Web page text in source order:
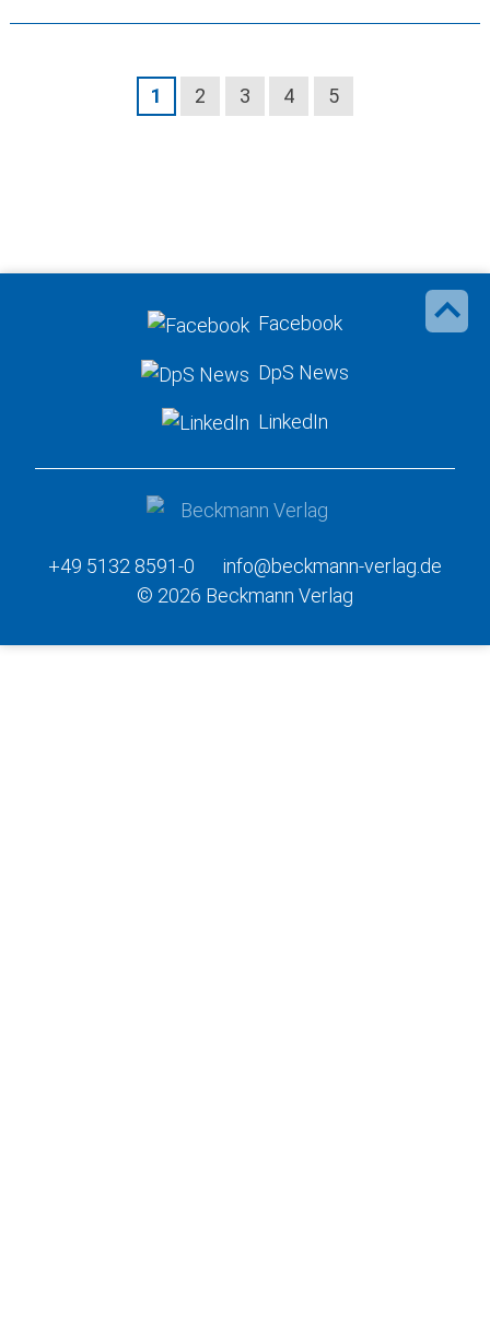
1 2 3 4 5
Facebook
DpS News
LinkedIn
+49 5132 8591-0
info@beckmann-verlag.de
© 2026 Beckmann Verlag